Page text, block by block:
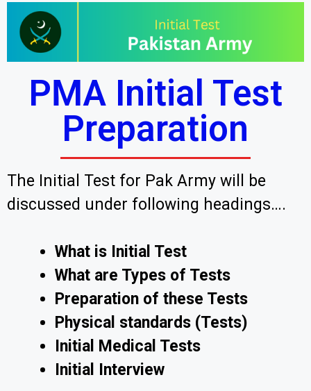
PMA Initial Test
Preparation
The Initial Test for Pak Army will be
discussed under following headings….
What is Initial Test
What are Types of Tests
Preparation of these Tests
Physical standards (Tests)
Initial Medical Tests
Initial Interview